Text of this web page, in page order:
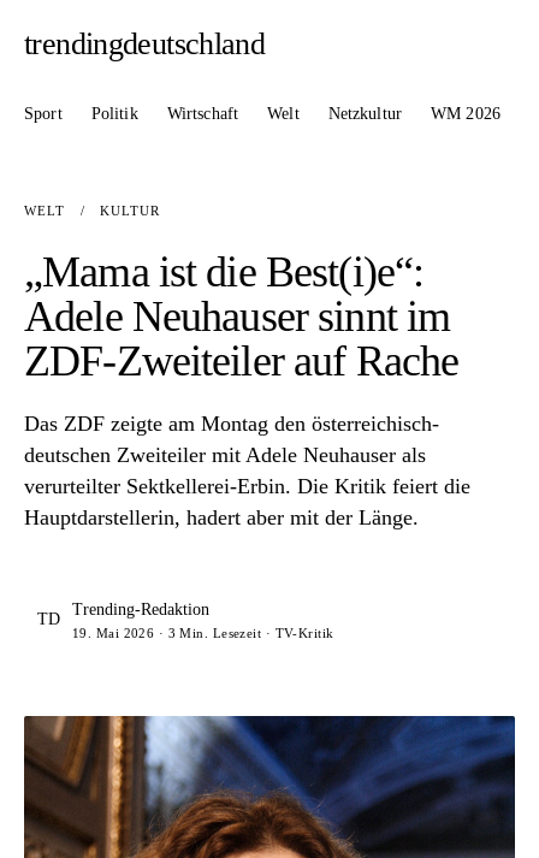
trendingdeutschland
Sport Politik Wirtschaft Welt Netzkultur WM 2026
WELT / KULTUR
„Mama ist die Best(i)e“:
Adele Neuhauser sinnt im
ZDF-Zweiteiler auf Rache
Das ZDF zeigte am Montag den österreichisch-
deutschen Zweiteiler mit Adele Neuhauser als
verurteilter Sektkellerei-Erbin. Die Kritik feiert die
Hauptdarstellerin, hadert aber mit der Länge.
TD
Trending-Redaktion
19. Mai 2026 · 3 Min. Lesezeit · TV-Kritik